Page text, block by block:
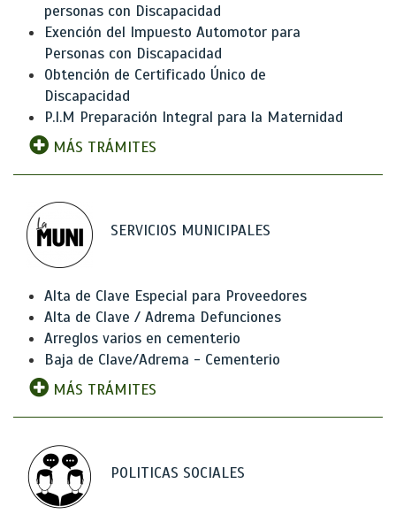
personas con Discapacidad
Exención del Impuesto Automotor para
Personas con Discapacidad
Obtención de Certificado Único de
Discapacidad
P.I.M Preparación Integral para la Maternidad
MÁS TRÁMITES
SERVICIOS MUNICIPALES
Alta de Clave Especial para Proveedores
Alta de Clave / Adrema Defunciones
Arreglos varios en cementerio
Baja de Clave/Adrema - Cementerio
MÁS TRÁMITES
POLITICAS SOCIALES